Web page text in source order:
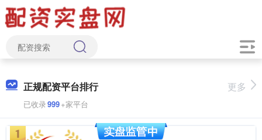
正规配资平台排行
已收录999+家平台
更多